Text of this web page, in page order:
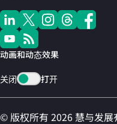
动画和动态效果
关闭 打开
© 版权所有 2026 慧与发展